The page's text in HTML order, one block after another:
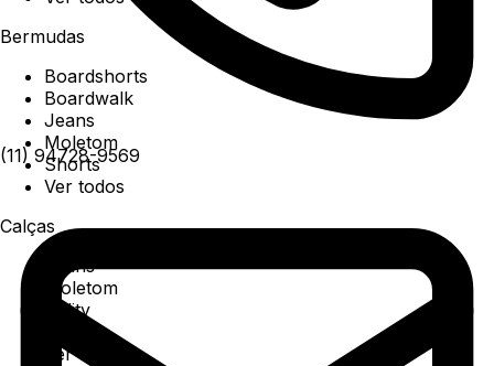
(11) 94728-9569
Bermudas
Boardshorts
Boardwalk
Jeans
Moletom
Shorts
Ver todos
Calças
Jeans
Moletom
Utility
Ver todos